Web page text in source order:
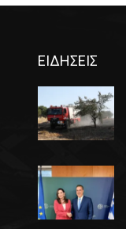
ΕΙΔΗΣΕΙΣ